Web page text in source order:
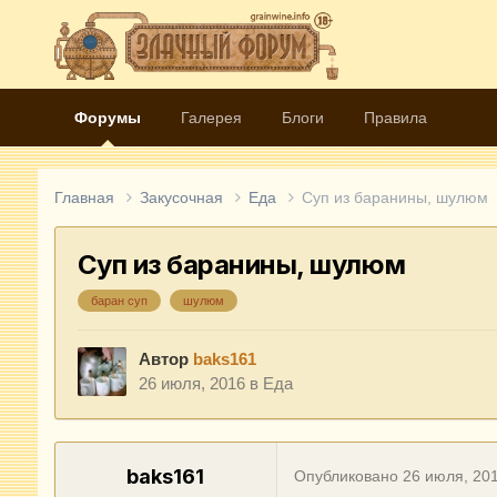
Форумы Галерея Блоги Правила
Главная Закусочная Еда Суп из баранины, шулюм
Суп из баранины, шулюм
баран суп шулюм
Автор baks161
26 июля, 2016в Еда
baks161 Опубликовано 26 июля,